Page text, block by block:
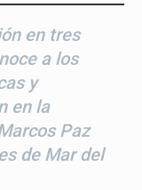
en tres
a los
y
en la
Paz
de Mar del